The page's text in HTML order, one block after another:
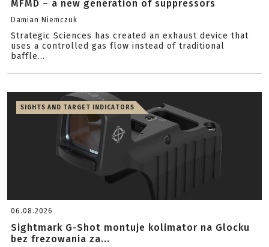
MFMD – a new generation of suppressors
Damian Niemczuk
Strategic Sciences has created an exhaust device that
uses a controlled gas flow instead of traditional
baffle...
SIGHTS AND TARGET INDICATORS
06.08.2026
Sightmark G-Shot montuje kolimator na Glocku
bez frezowania za...